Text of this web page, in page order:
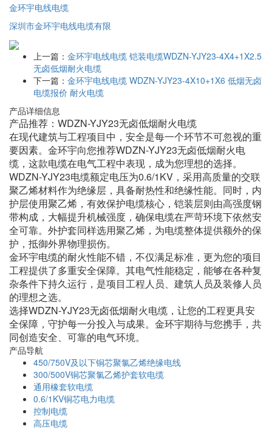
金环宇电线电缆
深圳市金环宇电线电缆有限
上一篇： 金环宇电线电缆 铠装电缆WDZN-YJY23-4X4+1X2.5
无卤低烟耐火电缆
下一篇： 金环宇电线电缆 WDZN-YJY23-4X10+1X6 低烟无卤
电缆报价 耐火电缆
产品详细信息
产品推荐：WDZN-YJY23无卤低烟耐火电缆
在现代建筑与工程项目中，安全是每一个环节不可忽视的重
要因素。金环宇向您推荐WDZN-YJY23无卤低烟耐火电
缆，这款电缆在电气工程中表现，成为您理想的选择。
WDZN-YJY23电缆额定电压为0.6/1KV，采用高质量的交联
聚乙烯材料作为绝缘层，具备耐热性和绝缘性能。同时，内
护层使用聚乙烯，有效保护电缆核心，铠装层则由高强度钢
带构成，大幅提升机械强度，确保电缆在严苛环境下依然安
全可靠。外护套同样选用聚乙烯，为电缆整体提供额外的保
护，抵御外界物理损伤。
金环宇电缆的耐火性能不错，不仅满足标准，更为您的项目
工程提供了多重安全保障。其电气性能稳定，能够在各种复
杂条件下持久运行，是项目工程人员、建筑人员及装修人员
的理想之选。
选择WDZN-YJY23无卤低烟耐火电缆，让您的工程更具安
全保障，守护每一分投入与成果。金环宇期待与您携手，共
同创造安全、可靠的电气环境。
产品导航
450/750V及以下铜芯聚氯乙烯绝缘电线
300/500V铜芯聚氯乙烯护套软电缆
通用橡套软电缆
0.6/1KV铜芯电力电缆
控制电缆
高压电缆